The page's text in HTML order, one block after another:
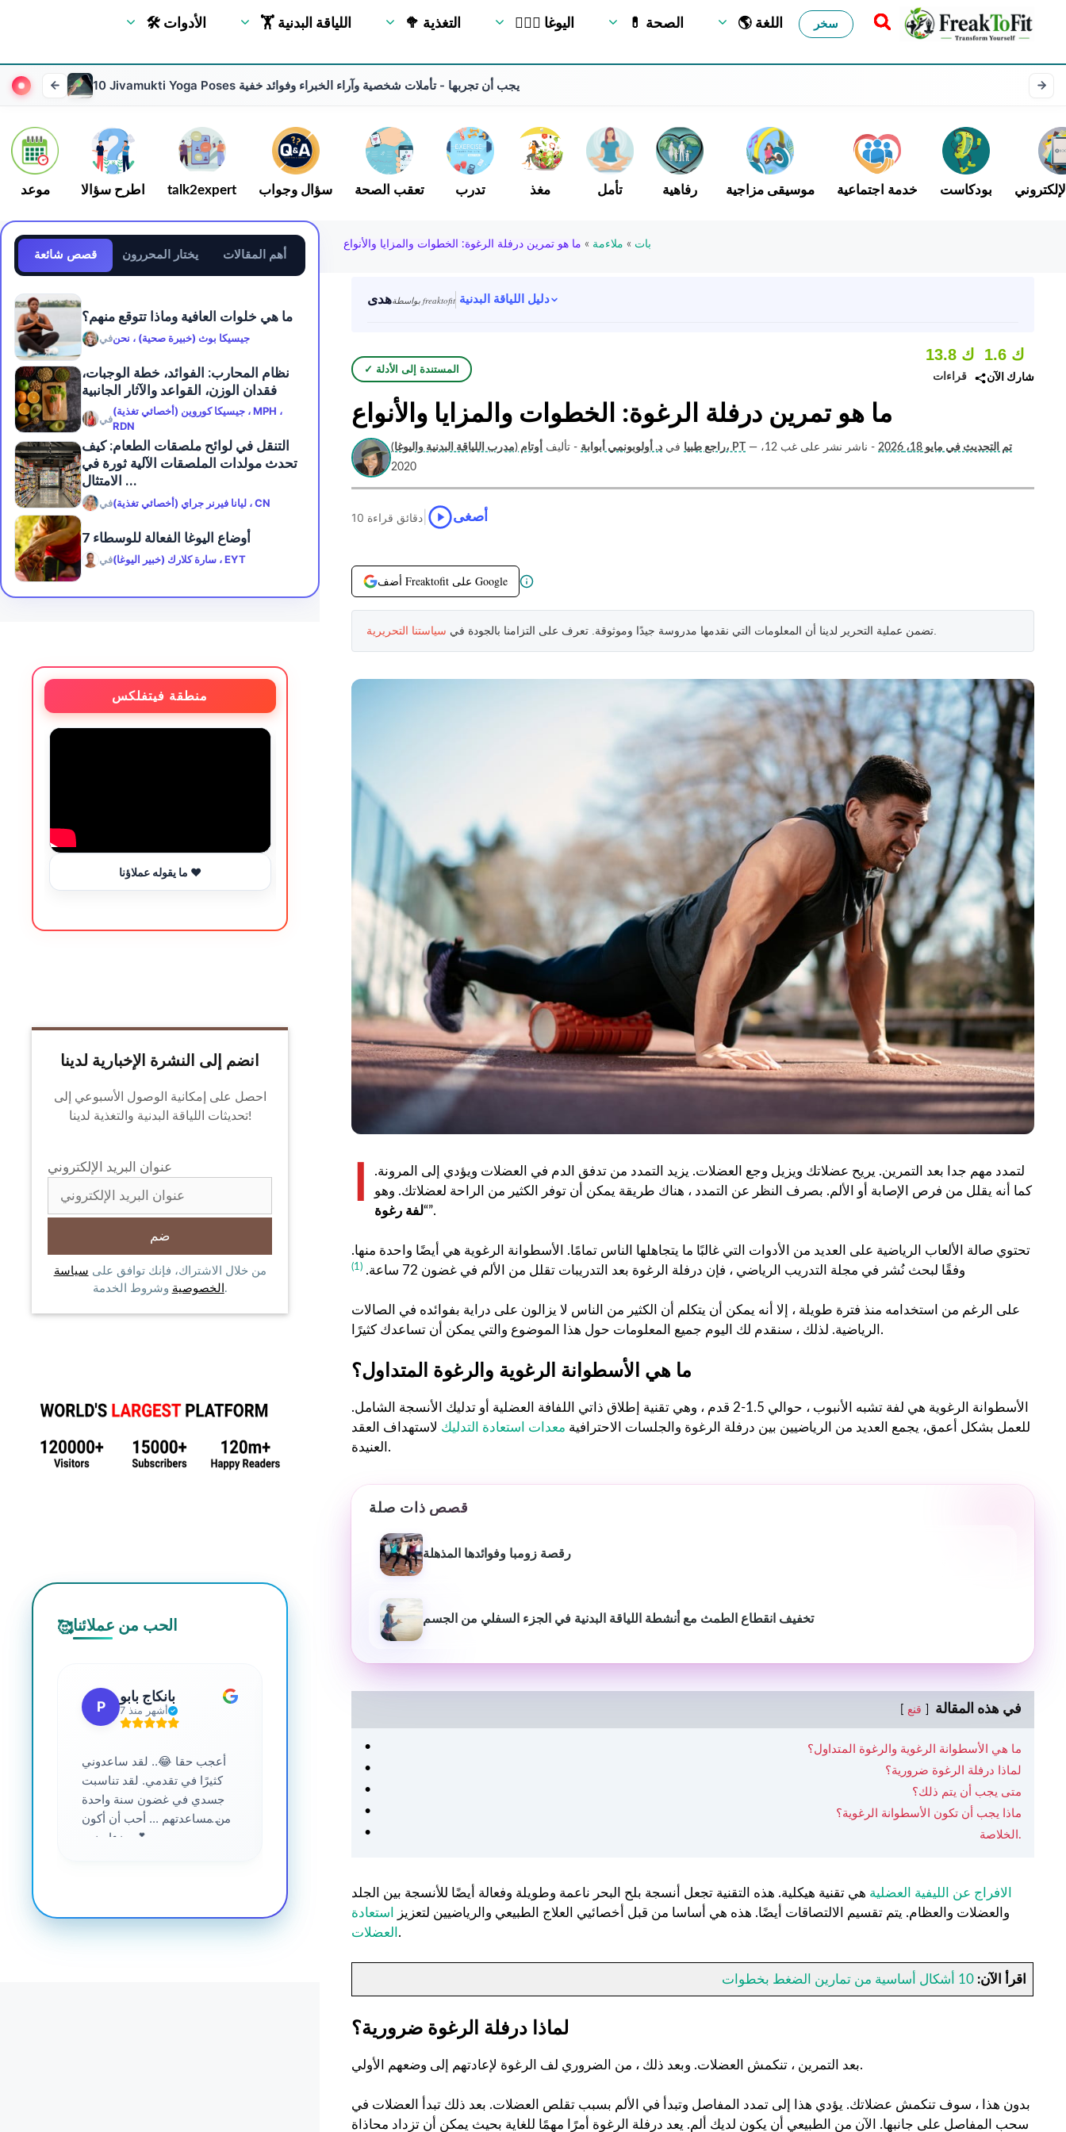
🛠 الأدوات 🏋 اللياقة البدنية 🥦 التغذية 🧘🏻‍♂️ اليوغا 💊 الصحة 🌎 اللغة سخر
10 Jivamukti Yoga Poses يجب أن تجربها - تأملات شخصية وآراء الخبراء وفوائد خفية
موعد اطرح سؤالا talk2expert سؤال وجواب تعقب الصحة تدرب مغذ تأمل رفاهية موسيقى مزاجية خدمة اجتماعية بودكاست
بات » ملاءمة » ما هو تمرين درفلة الرغوة: الخطوات والمزايا والأنواع
هدى بواسطة freaktofit دليل اللياقة البدنية
✓ المستندة إلى الأدلة
13.8 ك
قراءات
1.6 ك
شارك الآن
ما هو تمرين درفلة الرغوة: الخطوات والمزايا والأنواع
راجع طبيا في د. أولوبونمي أبوابة - تأليف أوتام (مدرب اللياقة البدنية واليوغا)، PT — تم التحديث في مايو 18، 2026
- ناشر نشر على ﻏﺐ 12،
2020
10 دقائق قراءة أصغى
أضف Freaktofit على Google
تضمن عملية التحرير لدينا أن المعلومات التي نقدمها مدروسة جيدًا وموثوقة. تعرف على التزامنا بالجودة في سياستنا التحريرية
لتمدد مهم جدا بعد التمرين. يريح عضلاتك ويزيل وجع العضلات. يزيد التمدد من تدفق الدم في العضلات ويؤدي إلى المرونة.
كما أنه يقلل من فرص الإصابة أو الألم. بصرف النظر عن التمدد ، هناك طريقة يمكن أن توفر الكثير من الراحة لعضلاتك. وهو
“لفة رغوة ”.
تحتوي صالة الألعاب الرياضية على العديد من الأدوات التي غالبًا ما يتجاهلها الناس تمامًا. الأسطوانة الرغوية هي أيضًا واحدة منها.
وفقًا لبحث نُشر في مجلة التدريب الرياضي ، فإن درفلة الرغوة بعد التدريبات تقلل من الألم في غضون 72 ساعة.
(1)
على الرغم من استخدامه منذ فترة طويلة ، إلا أنه يمكن أن يتكلم أن الكثير من الناس لا يزالون على دراية بفوائده في الصالات
الرياضية. لذلك ، سنقدم لك اليوم جميع المعلومات حول هذا الموضوع والتي يمكن أن تساعدك كثيرًا.
ما هي الأسطوانة الرغوية والرغوة المتداول؟
الأسطوانة الرغوية هي لفة تشبه الأنبوب ، حوالي 1.5-2 قدم ، وهي تقنية إطلاق ذاتي اللفافة العضلية أو تدليك الأنسجة الشامل.
للعمل بشكل أعمق، يجمع العديد من الرياضيين بين درفلة الرغوة والجلسات الاحترافية معدات استعادة التدليك لاستهداف العقد
العنيدة.
قصص ذات صلة
رقصة زومبا وفوائدها المذهلة
تخفيف انقطاع الطمث مع أنشطة اللياقة البدنية في الجزء السفلي من الجسم
في هذه المقالة قنع
ما هي الأسطوانة الرغوية والرغوة المتداول؟
لماذا درفلة الرغوة ضرورية؟
متى يجب أن يتم ذلك؟
ماذا يجب أن تكون الأسطوانة الرغوية؟
الخلاصة.
الافراج عن الليفية العضلية هي تقنية هيكلية. هذه التقنية تجعل أنسجة بلح البحر ناعمة وطويلة وفعالة أيضًا للأنسجة بين الجلد
والعضلات والعظام. يتم تقسيم الالتصاقات أيضًا. هذه هي أساسا من قبل أخصائيي العلاج الطبيعي والرياضيين لتعزيز
استعادة
العضلات .
اقرأ الآن: 10 أشكال أساسية من تمارين الضغط بخطوات
لماذا درفلة الرغوة ضرورية؟
بعد التمرين ، تنكمش العضلات. وبعد ذلك ، من الضروري لف الرغوة لإعادتهم إلى وضعهم الأولي.
بدون هذا ، سوف تنكمش عضلاتك. يؤدي هذا إلى تمدد المفاصل وتبدأ في الألم بسبب تقلص العضلات. بعد ذلك تبدأ العضلات في
سحب المفاصل على جانبها. الآن من الطبيعي أن يكون لديك ألم. يعد درفلة الرغوة أمرًا مهمًا للغاية بحيث يمكن أن تزداد محاذاة
قصص شائعة يختار المحررون أهم المقالات
ما هي خلوات العافية وماذا تتوقع منهم؟
فيجيسيكا بوث (خبيرة صحية) ، نحن
نظام المحارب: الفوائد، خطة الوجبات،
فقدان الوزن، القواعد والآثار الجانبية
في
جيسيكا كوروين (أخصائي تغذية) ، MPH ،
RDN
التنقل في لوائح ملصقات الطعام: كيف
تحدث مولدات الملصقات الآلية ثورة في
الامتثال ...
في ليانا فيرنر جراي (أخصائي تغذية) ، CN
7 أوضاع اليوغا الفعالة للوسطاء
في سارة كلارك (خبير اليوغا) ، EYT
منطقة فيتفلكس
ما يقوله عملاؤنا ❤️ تمارين القلب أو الوزن 🌙
انضم إلى النشرة الإخبارية لدينا
احصل على إمكانية الوصول الأسبوعي إلى
تحديثات اللياقة البدنية والتغذية لدينا!
عنوان البريد الإلكتروني
من خلال الاشتراك، فإنك توافق على سياسة
الخصوصية وشروط الخدمة.
🥰الحب من عملائنا
P
بانكاج بابو
7 أشهر منذ
أعجب حقا 😂.. لقد ساعدوني
كثيرًا في تقدمي. لقد تناسبت
جسدي في غضون سنة واحدة
من مساعدتهم ... أحب أن أكون
جزءا منهم 💕
سانجاميش جي بيوش ياداف
الحصول على صحة أفضل. ❤️